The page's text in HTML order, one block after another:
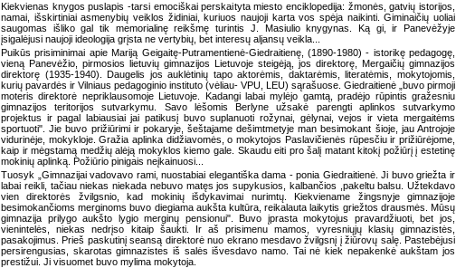
Kiekvienas knygos puslapis -tarsi emociškai perskaityta miesto enciklopedija: žmonės, gatvių istorijos,
namai, išskirtiniai asmenybių veiklos židiniai, kuriuos naujoji karta vos spėja naikinti. Giminaičių uoliai
saugomas išliko gal tik memorialinę reikšmę turintis J. Masiulio knygynas. Ką gi, ir Panevėžyje
įsigalėjusi naujoji ideologija grįsta ne vertybių, bet interesų aljansų veikla...
Puikūs prisiminimai apie Mariją Geigaitę-Putramentienė-Giedraitienę, (1890-1980) - istorikę pedagogę,
vieną Panevėžio, pirmosios lietuvių gimnazijos Lietuvoje steigėją, jos direktorę, Mergaičių gimnazijos
direktorę (1935-1940). Daugelis jos auklėtinių tapo aktorėmis, daktarėmis, literatėmis, mokytojomis,
kurių pavardės ir Vilniaus pedagoginio instituto (vėliau- VPU, LEU) sąrašuose. Giedraitienė „buvo pirmoji
moteris direktorė nepriklausomoje Lietuvoje. Kadangi labai mylėjo gamtą, pradėjo rūpintis gražesniu
gimnazijos teritorijos sutvarkymu. Savo lėšomis Berlyne užsakė parengti aplinkos sutvarkymo
projektus ir pagal labiausiai jai patikusį buvo suplanuoti rožynai, gėlynai, vejos ir vieta mergaitėms
sportuoti". Jie buvo prižiūrimi ir pokaryje, šeštajame dešimtmetyje man besimokant šioje, jau Antrojoje
vidurinėje, mokykloje. Gražia aplinka didžiavomės, o mokytojos Paslavičienės rūpesčiu ir prižiūrėjome,
kaip ir mėgstamą medžių alėją mokyklos kiemo gale. Skaudu eiti pro šalį matant kitokį požiūrį į estetinę
mokinių aplinką. Požiūrio pinigais neįkainuosi...
Tuosyk „Gimnazijai vadovavo rami, nuostabiai elegantiška dama - ponia Giedraitienė. Ji buvo griežta ir
labai reikli, tačiau niekas niekada nebuvo matęs jos supykusios, kalbančios ,pakeltu balsu. Užtekdavo
vien direktorės žvilgsnio, kad mokinių išdykavimai nurimtų. Kiekviename žingsnyje gimnazijoje
besimokančioms merginoms buvo diegiama aukšta kultūra, reikalauta laikytis griežtos drausmės. Mūsų
gimnazija prilygo aukšto lygio merginų pensionui". Buvo įprasta mokytojus pravardžiuoti, bet jos,
vienintelės, niekas nedrįso kitaip šaukti. Ir aš prisimenu mamos, vyresniųjų klasių gimnazistės,
pasakojimus. Prieš paskutinį seansą direktorė nuo ekrano mesdavo žvilgsnį į žiūrovų salę. Pastebėjusi
persirengusias, skarotas gimnazistes iš salės išvesdavo namo. Tai nė kiek nepakenkė aukštam jos
prestižui. Ji visuomet buvo mylima mokytoja.